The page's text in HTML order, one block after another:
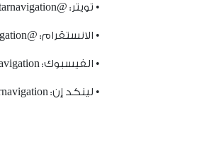
• تويتر: @qatarnavigation
• الانستقرام: @qatarnavigation
• الفيسبوك: https://www.facebook.com/QatarNavigation/
• لينكد إن: https://www.linkedin.com/company/qatarnavigation/